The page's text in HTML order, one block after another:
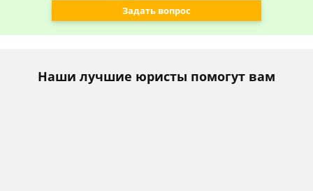
Задать вопрос
Наши лучшие юристы помогут вам